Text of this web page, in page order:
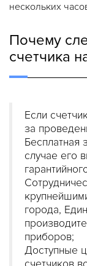
нескольких
Почему
счетчика
Если
за
Бесплатная
случае его
города,
приборов;
Доступные